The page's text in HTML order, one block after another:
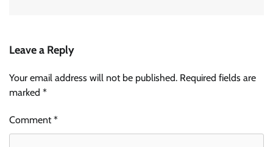
Leave a Reply
Your email address will not be published. Required fields are
marked *
Comment*